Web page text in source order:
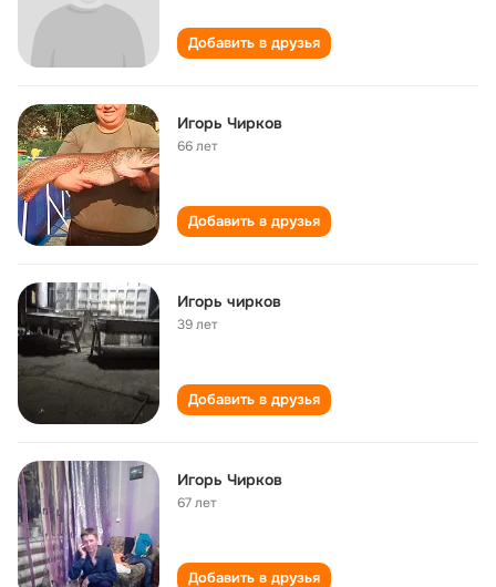
Добавить в друзья
Игорь Чирков
66 лет
Добавить в друзья
Игорь чирков
39 лет
Добавить в друзья
Игорь Чирков
67 лет
Добавить в друзья